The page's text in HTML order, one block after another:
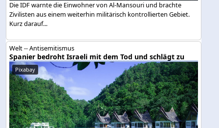
Die IDF warnte die Einwohner von Al-Mansouri und brachte
Zivilisten aus einem weiterhin militärisch kontrollierten Gebiet.
Kurz darauf...
Welt -- Antisemitismus
Spanier bedroht Israeli mit dem Tod und schlägt zu
Pixabay